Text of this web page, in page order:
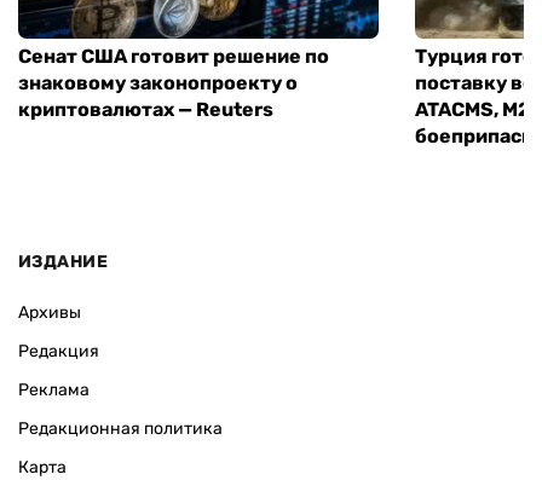
Сенат США готовит решение по
знаковому законопроекту о
криптовалютах — Reuters
Турция
поставку
ATACMS,
боеприпасы
ИЗДАНИЕ
Архивы
Редакция
Реклама
Редакционная политика
Карта